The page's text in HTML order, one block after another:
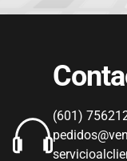
(601)